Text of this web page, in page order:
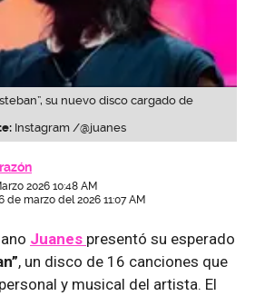
su nuevo disco cargado de
Instagram /@juanes
2026 10:48 AM
marzo del 2026 11:07 AM
Juanes presentó su esperado
, un disco de 16 canciones que
y musical del artista. El